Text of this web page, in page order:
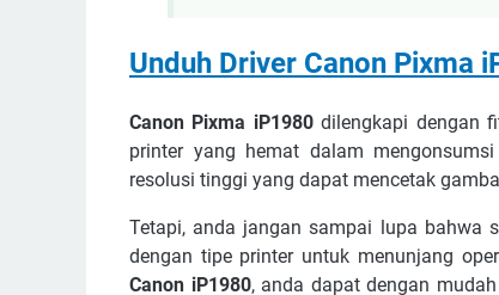
Unduh Driver Canon Pixma
Canon Pixma iP1980dilengkapi dengan
printer yang hemat dalam
resolusi tinggi yang dapat mencetak
Tetapi, anda jangan sampai lupa bahwa
dengan tipe printer untuk menunjang
Canon iP1980, anda dapat dengan